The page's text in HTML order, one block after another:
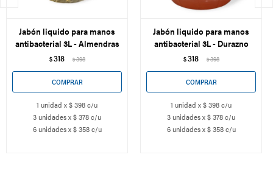
Jabón liquido para manos
antibacterial 3L - Almendras
$318 $398
1 unidad x $ 398 c/u
3 unidades x $ 378 c/u
6 unidades x $ 358 c/u
Jabón liquido para manos
antibacterial 3L - Durazno
$318 $398
1 unidad x $ 398 c/u
3 unidades x $ 378 c/u
6 unidades x $ 358 c/u